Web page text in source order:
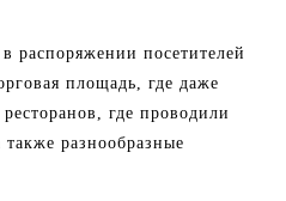
распоряжении посетителей
площадь, где даже
где проводили
разнообразные